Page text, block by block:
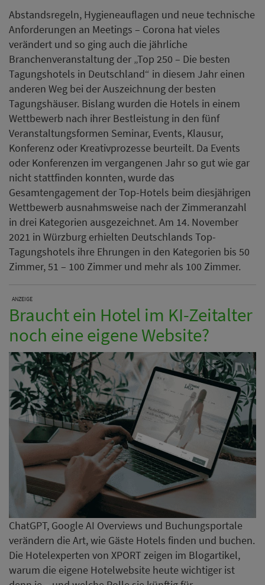
Abstandsregeln, Hygieneauflagen und neue technische
Anforderungen an Meetings – Corona hat vieles
verändert und so ging auch die jährliche
Branchenveranstaltung der „Top 250 – Die besten
Tagungshotels in Deutschland“ in diesem Jahr einen
anderen Weg bei der Auszeichnung der besten
Tagungshäuser. Bislang wurden die Hotels in einem
Wettbewerb nach ihrer Bestleistung in den fünf
Veranstaltungsformen Seminar, Events, Klausur,
Konferenz oder Kreativprozesse beurteilt. Da Events
oder Konferenzen im vergangenen Jahr so gut wie gar
nicht stattfinden konnten, wurde das
Gesamtengagement der Top-Hotels beim diesjährigen
Wettbewerb ausnahmsweise nach der Zimmeranzahl
in drei Kategorien ausgezeichnet. Am 14. November
2021 in Würzburg erhielten Deutschlands Top-
Tagungshotels ihre Ehrungen in den Kategorien bis 50
Zimmer, 51 – 100 Zimmer und mehr als 100 Zimmer.
ANZEIGE
Braucht ein Hotel im KI-Zeitalter
noch eine eigene Website?
ChatGPT, Google AI Overviews und Buchungsportale
verändern die Art, wie Gäste Hotels finden und buchen.
Die Hotelexperten von XPORT zeigen im Blogartikel,
warum die eigene Hotelwebsite heute wichtiger ist